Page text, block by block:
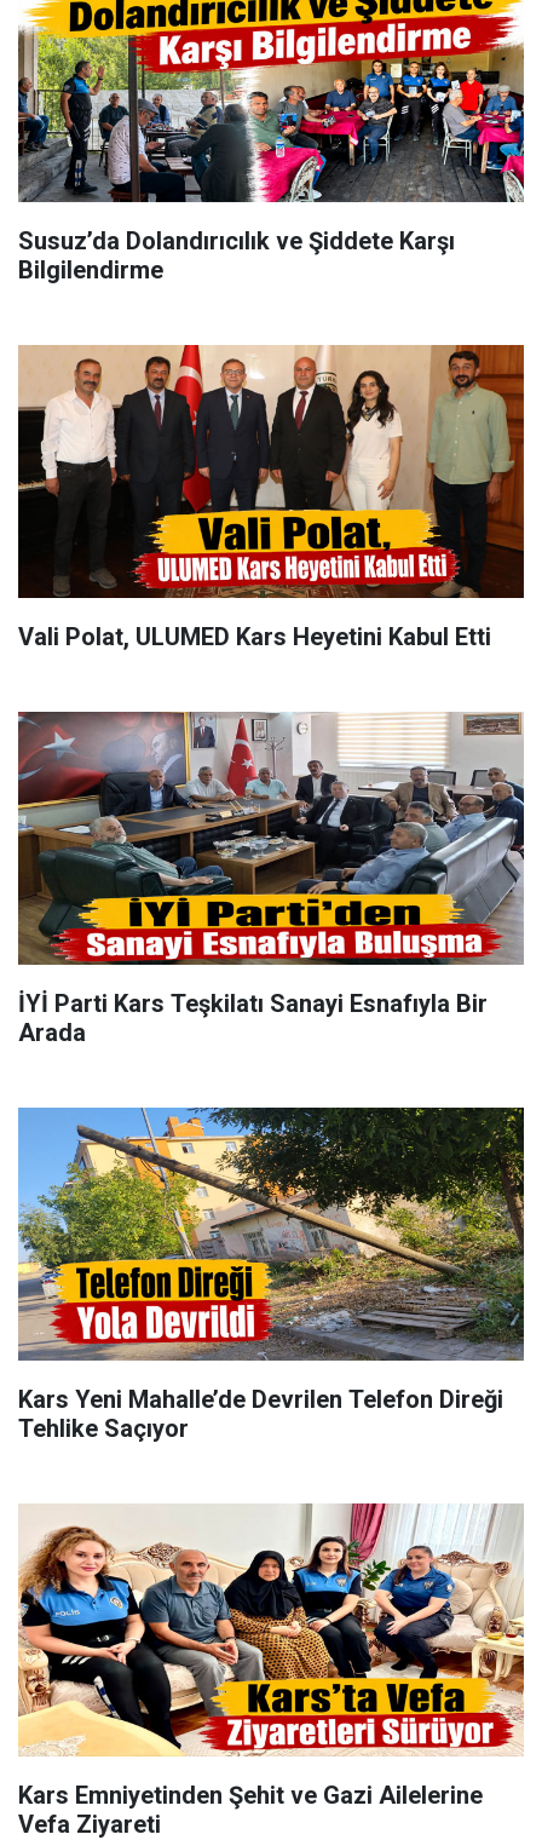
Susuz’da Dolandırıcılık ve Şiddete Karşı
Bilgilendirme
Vali Polat, ULUMED Kars Heyetini Kabul Etti
İYİ Parti Kars Teşkilatı Sanayi Esnafıyla Bir
Arada
Kars Yeni Mahalle’de Devrilen Telefon Direği
Tehlike Saçıyor
Kars Emniyetinden Şehit ve Gazi Ailelerine
Vefa Ziyareti